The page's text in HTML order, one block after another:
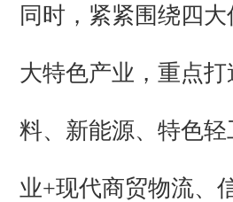
同时，紧紧围绕四
大特色产业，重点
料、新能源、特色
业+现代商贸物流、